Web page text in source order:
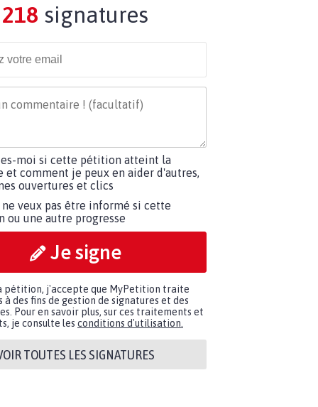
218 signatures
moi si cette pétition atteint la
et comment je peux en aider d'autres,
ouvertures et clics
ne veux pas être informé si cette
ou une autre progresse
Je signe
pétition, j'accepte que MyPetition traite
à des fins de gestion de signatures et des
Pour en savoir plus, sur ces traitements et
je consulte les conditions d'utilisation.
TOUTES LES SIGNATURES